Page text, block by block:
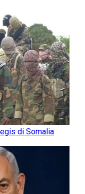
di Somalia